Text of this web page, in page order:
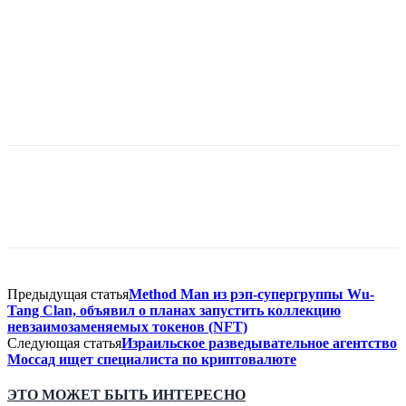
Предыдущая статьяMethod Man из рэп-супергруппы Wu-
Tang Clan, объявил о планах запустить коллекцию
невзаимозаменяемых токенов (NFT)
Следующая статьяИзраильское разведывательное агентство
Моссад ищет специалиста по криптовалюте
ЭТО МОЖЕТ БЫТЬ ИНТЕРЕСНО